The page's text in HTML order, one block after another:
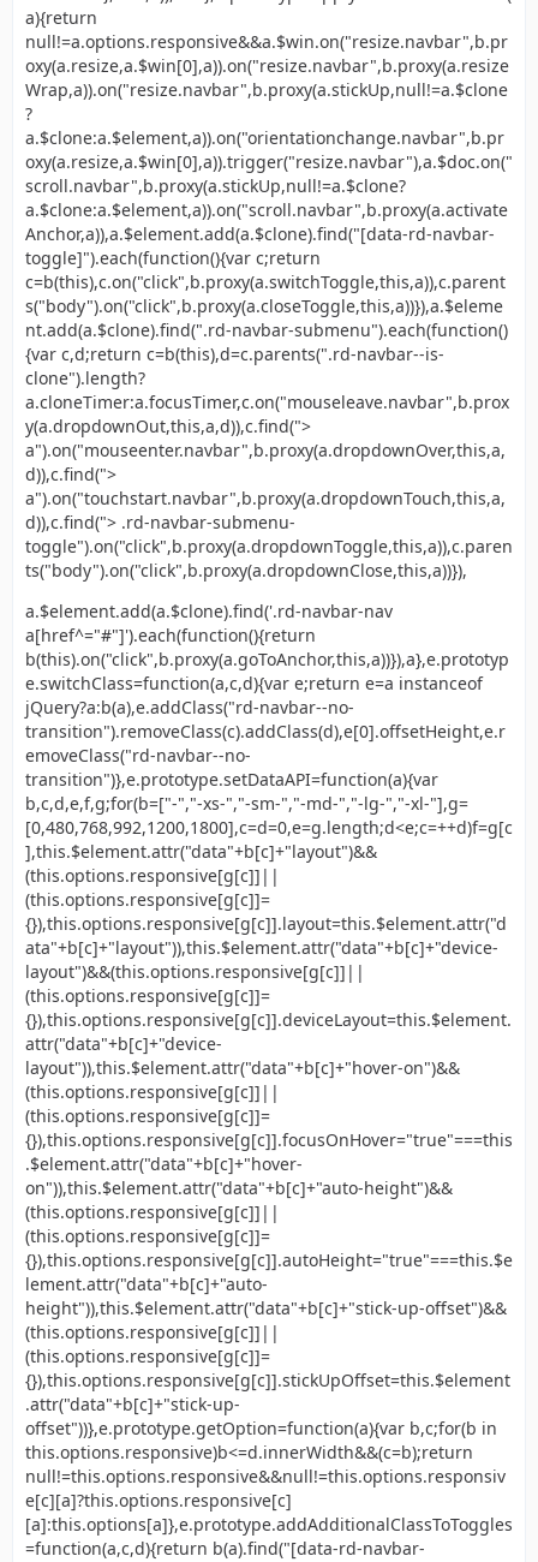
a){return
null!=a.options.responsive&&a.$win.on("resize.navbar",b.pr
oxy(a.resize,a.$win[0],a)).on("resize.navbar",b.proxy(a.resize
Wrap,a)).on("resize.navbar",b.proxy(a.stickUp,null!=a.$clone
?
a.$clone:a.$element,a)).on("orientationchange.navbar",b.pr
oxy(a.resize,a.$win[0],a)).trigger("resize.navbar"),a.$doc.on("
scroll.navbar",b.proxy(a.stickUp,null!=a.$clone?
a.$clone:a.$element,a)).on("scroll.navbar",b.proxy(a.activate
Anchor,a)),a.$element.add(a.$clone).find("[data-rd-navbar-
toggle]").each(function(){var c;return
c=b(this),c.on("click",b.proxy(a.switchToggle,this,a)),c.parent
s("body").on("click",b.proxy(a.closeToggle,this,a))}),a.$eleme
nt.add(a.$clone).find(".rd-navbar-submenu").each(function()
{var c,d;return c=b(this),d=c.parents(".rd-navbar--is-
clone").length?
a.cloneTimer:a.focusTimer,c.on("mouseleave.navbar",b.prox
y(a.dropdownOut,this,a,d)),c.find(">
a").on("mouseenter.navbar",b.proxy(a.dropdownOver,this,a,
d)),c.find(">
a").on("touchstart.navbar",b.proxy(a.dropdownTouch,this,a,
d)),c.find("> .rd-navbar-submenu-
toggle").on("click",b.proxy(a.dropdownToggle,this,a)),c.paren
ts("body").on("click",b.proxy(a.dropdownClose,this,a))}),
a.$element.add(a.$clone).find('.rd-navbar-nav
a[href^="#"]').each(function(){return
b(this).on("click",b.proxy(a.goToAnchor,this,a))}),a},e.prototyp
e.switchClass=function(a,c,d){var e;return e=a instanceof
jQuery?a:b(a),e.addClass("rd-navbar--no-
transition").removeClass(c).addClass(d),e[0].offsetHeight,e.r
emoveClass("rd-navbar--no-
transition")},e.prototype.setDataAPI=function(a){var
b,c,d,e,f,g;for(b=["-","-xs-","-sm-","-md-","-lg-","-xl-"],g=
[0,480,768,992,1200,1800],c=d=0,e=g.length;d<e;c=++d)f=g[c
],this.$element.attr("data"+b[c]+"layout")&&
(this.options.responsive[g[c]]||
(this.options.responsive[g[c]]=
{}),this.options.responsive[g[c]].layout=this.$element.attr("d
ata"+b[c]+"layout")),this.$element.attr("data"+b[c]+"device-
layout")&&(this.options.responsive[g[c]]||
(this.options.responsive[g[c]]=
{}),this.options.responsive[g[c]].deviceLayout=this.$element.
attr("data"+b[c]+"device-
layout")),this.$element.attr("data"+b[c]+"hover-on")&&
(this.options.responsive[g[c]]||
(this.options.responsive[g[c]]=
{}),this.options.responsive[g[c]].focusOnHover="true"===this
.$element.attr("data"+b[c]+"hover-
on")),this.$element.attr("data"+b[c]+"auto-height")&&
(this.options.responsive[g[c]]||
(this.options.responsive[g[c]]=
{}),this.options.responsive[g[c]].autoHeight="true"===this.$e
lement.attr("data"+b[c]+"auto-
height")),this.$element.attr("data"+b[c]+"stick-up-offset")&&
(this.options.responsive[g[c]]||
(this.options.responsive[g[c]]=
{}),this.options.responsive[g[c]].stickUpOffset=this.$element
.attr("data"+b[c]+"stick-up-
offset"))},e.prototype.getOption=function(a){var b,c;for(b in
this.options.responsive)b<=d.innerWidth&&(c=b);return
null!=this.options.responsive&&null!=this.options.responsiv
e[c][a]?this.options.responsive[c]
[a]:this.options[a]},e.prototype.addAdditionalClassToToggles
=function(a,c,d){return b(a).find("[data-rd-navbar-